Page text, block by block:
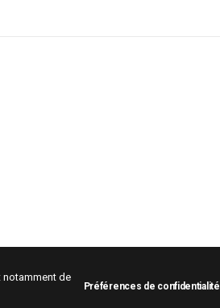
notamment de
Préférences de confidentialité